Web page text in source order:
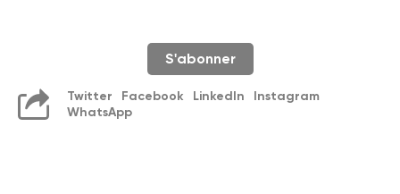
S'abonner
Twitter Facebook LinkedIn
Instagram
WhatsApp